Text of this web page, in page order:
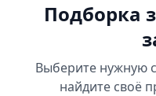
Подборка
Выберите нужную
найдите своё